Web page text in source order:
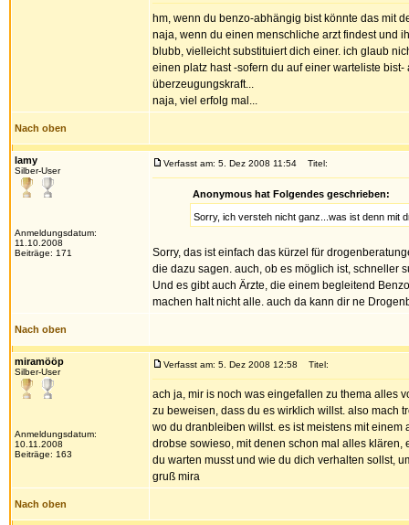
hm, wenn du benzo-abhängig bist könnte das mit
naja, wenn du einen menschliche arzt findest und
blubb, vielleicht substituiert dich einer. ich glaub
einen platz hast -sofern du auf einer warteliste
überzeugungskraft...
naja, viel erfolg mal...
Nach oben
lamy
Silber-User
Anmeldungsdatum:
11.10.2008
Beiträge: 171
Verfasst am: 5. Dez 2008 11:54 Titel:
Anonymous hat Folgendes geschrieben:
Sorry, ich versteh nicht ganz...was ist denn mit
Sorry, das ist einfach das kürzel für
die dazu sagen. auch, ob es möglich ist, schneller
Und es gibt auch Ärzte, die einem begleitend
machen halt nicht alle. auch da kann dir ne
Nach oben
miramööp
Silber-User
Anmeldungsdatum:
10.11.2008
Beiträge: 163
Verfasst am: 5. Dez 2008 12:58 Titel:
ach ja, mir is noch was eingefallen zu thema alles
zu beweisen, dass du es wirklich willst. also mach
wo du dranbleiben willst. es ist meistens mit
drobse sowieso, mit denen schon mal alles
du warten musst und wie du dich verhalten sollst,
gruß mira
Nach oben